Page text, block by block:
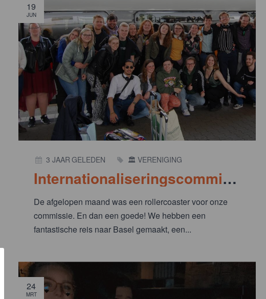
19
JUN
Internationaliseringscommissie (IC)
3 JAAR GELEDEN 🏛️ VERENIGING
De afgelopen maand was een rollercoaster voor onze
commissie. En dan een goede! We hebben een
fantastische reis naar Basel gemaakt, een...
24
MRT